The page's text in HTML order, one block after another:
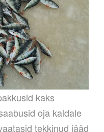
kaks
oja kaldale
tekkinud jääd